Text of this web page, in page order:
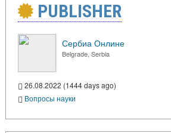
PUBLISHER
Сербиа Онлине
Belgrade, Serbia
26.08.2022 (1444 days ago)
Вопросы науки